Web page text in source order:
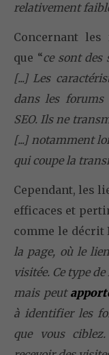
relativement
Concernant les
que “ce sont des
[...] Les
dans les forums
SEO. Ils ne
[...] notamment
qui coupe la
Cependant, les
efficaces et
comme le décrit
la page, où le
visitée. Ce type
mais peut
à identifier les
que vous